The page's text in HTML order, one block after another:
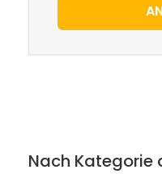
Nach Kategorie